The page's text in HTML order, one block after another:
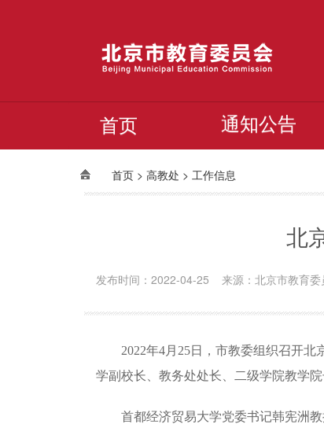
首页 通知公告
首页 > 高教处 > 工作信息
北
发布时间：2022-04-25 来源：北京市教育委
2022年4月25日，市教委组织召开
学副校长、教务处处长、二级学院教学
首都经济贸易大学党委书记韩宪洲